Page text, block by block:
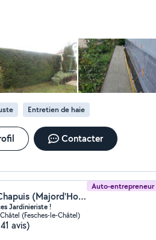
Entretien de haie
Contacter
Auto-entrepreneur
Florian Chapuis (Majord'Home)
Jardinieriste !
(Fesches-le-Châtel)
avis)